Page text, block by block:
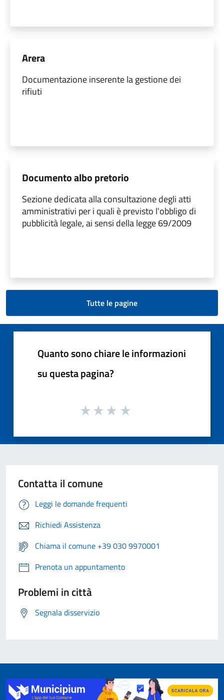
Arera
Documentazione inserente la gestione dei
rifiuti
Documento albo pretorio
Sezione dedicata alla consultazione degli atti
amministrativi per i quali è previsto l'obbligo di
pubblicità legale, ai sensi della legge 69/2009
Tutte le pagine
Quanto sono chiare le informazioni
su questa pagina?
Contatta il comune
Leggi le domande frequenti
Richiedi Assistenza
Chiama il comune +39 030 9970001
Prenota un appuntamento
Problemi in città
Segnala disservizio